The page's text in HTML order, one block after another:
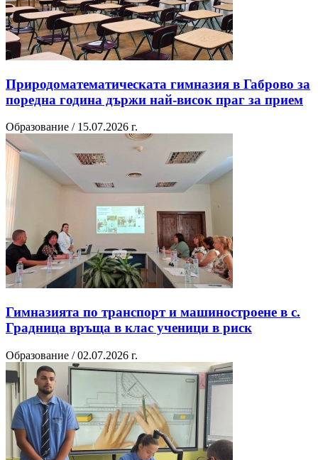
Природоматематическата гимназия в Габрово за
поредна година държи най-висок праг за прием
Образование / 15.07.2026 г.
Гимназията по транспорт и машиностроене в с.
Градница връща в клас ученици в риск
Образование / 02.07.2026 г.